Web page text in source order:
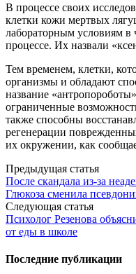
В процессе своих
клетки кожи мертвых
лабораторным условиям в
процессе. Их назвали
Тем временем, клетки,
организмы и обладают
название
ограниченные
также способны
регенерации
их окружении, как
Post
navigation
Предыдущая статья
После скандала из-за
Глюкоза сменила
Следующая статья
Психолог Резенова
от еды в школе
Последние публикации